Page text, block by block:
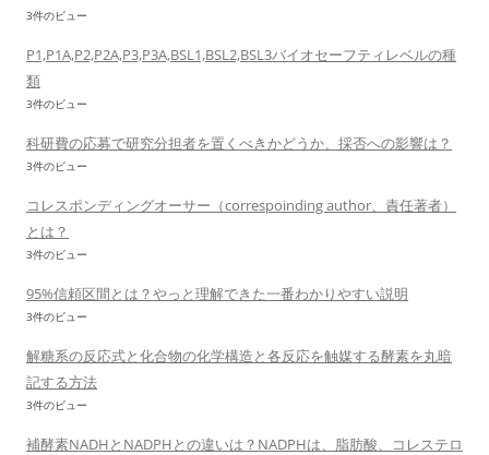
3件のビュー
P1,P1A,P2,P2A,P3,P3A,BSL1,BSL2,BSL3バイオセーフティレベルの種
類
3件のビュー
科研費の応募で研究分担者を置くべきかどうか、採否への影響は？
3件のビュー
コレスポンディングオーサー（correspoinding author、責任著者）
とは？
3件のビュー
95%信頼区間とは？やっと理解できた一番わかりやすい説明
3件のビュー
解糖系の反応式と化合物の化学構造と各反応を触媒する酵素を丸暗
記する方法
3件のビュー
補酵素NADHとNADPHとの違いは？NADPHは、脂肪酸、コレステロ